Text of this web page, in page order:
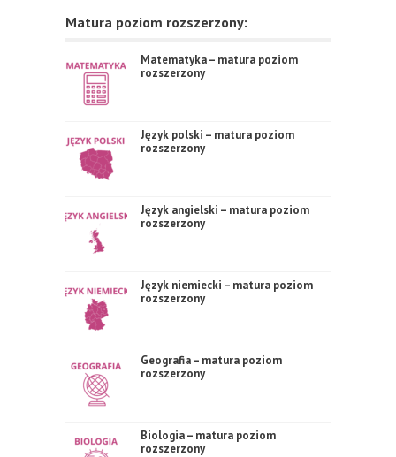
Matura poziom rozszerzony:
Matematyka – matura poziom
rozszerzony
Język polski – matura poziom
rozszerzony
Język angielski – matura poziom
rozszerzony
Język niemiecki – matura poziom
rozszerzony
Geografia – matura poziom
rozszerzony
Biologia – matura poziom
rozszerzony